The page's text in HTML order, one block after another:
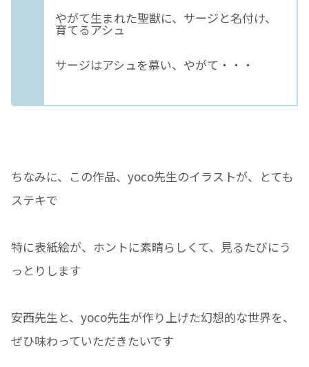
やがて生まれた聖獣に、サージと名付け、
育てるアシュ
サージはアシュを慕い、やがて・・・
ちなみに、この作品、yoco先生のイラストが、とても
ステキで
特に表紙絵が、ホントに素晴らしくて、見るたびにう
っとりします
安西先生と、yoco先生が作り上げた幻想的な世界を、
ぜひ味わっていただきたいです